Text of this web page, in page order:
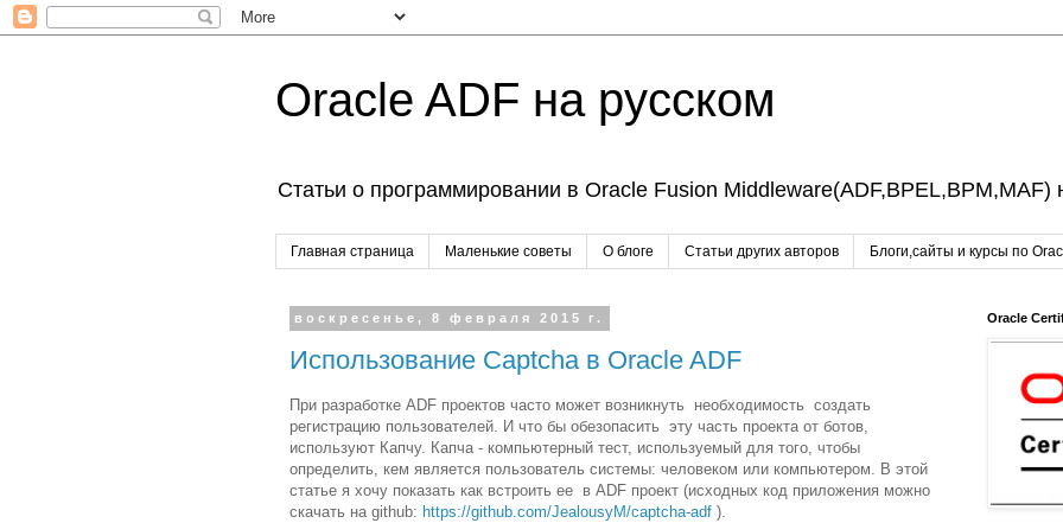
Oracle ADF на русском
Статьи о программировании в Oracle Fusion Middleware(ADF,BPEL,BPM,MAF)
Главная страница Маленькие советы О блоге Cтатьи других авторов Блоги,сайты и курсы по
воскресенье, 8 февраля 2015 г.
Использование Captcha в Oracle ADF
При разработке ADF проектов часто может возникнуть необходимость создать
регистрацию пользователей. И что бы обезопасить эту часть проекта от ботов,
используют Капчу. Капча - компьютерный тест, используемый для того, чтобы
определить, кем является пользователь системы: человеком или компьютером. В этой
статье я хочу показать как встроить ее в ADF проект (исходных код приложения можно
скачать на github: https://github.com/JealousyM/captcha-adf ).
Oracle